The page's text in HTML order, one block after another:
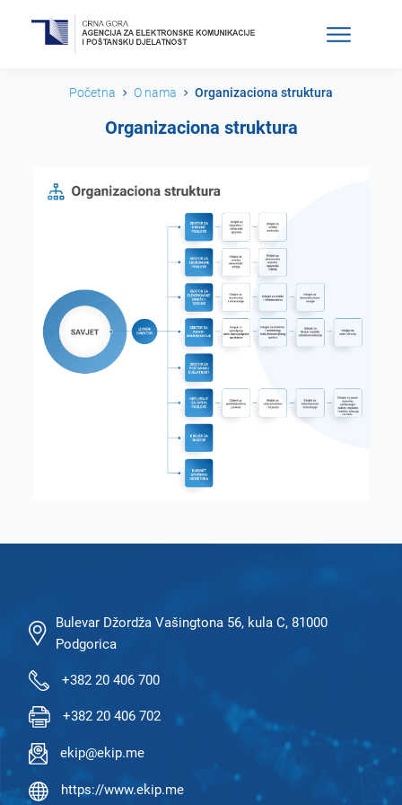
Početna O nama Organizaciona struktura
Organizaciona struktura
Bulevar Džordža Vašingtona 56, kula C, 81000
Podgorica
+382 20 406 700
+382 20 406 702
ekip@ekip.me
https://www.ekip.me